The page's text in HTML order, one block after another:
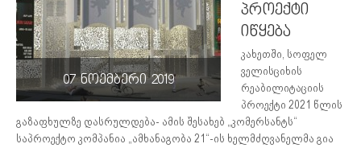
07 ნოემბერი 2019
პროექტი
იწყება
კახეთში, სოფელ
ველისციხის
რეაბილიტაციის
პროექტი 2021 წლის
გაზაფხულზე დასრულდება- ამის შესახებ „კომერსანტს“
საპროექტო კომპანია „ამხანაგობა 21“-ის ხელმძღვანელმა გია